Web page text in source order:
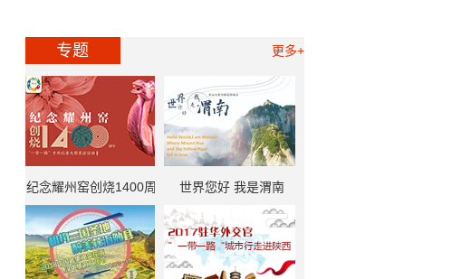
专题 更多+
纪念耀州窑创烧1400周
年·“一带一路”中外记者
大型采访活动
世界您好 我是渭南